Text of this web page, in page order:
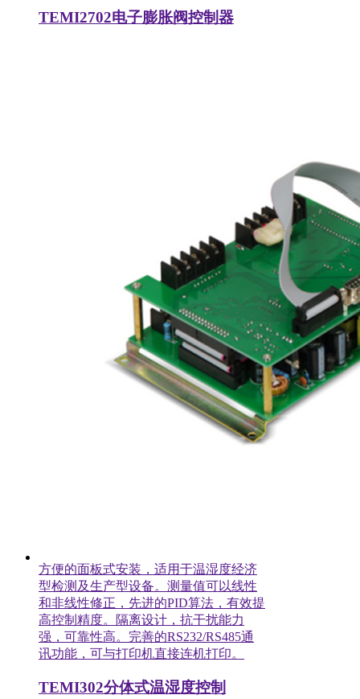
TEMI2702电子膨胀阀控制器
方便的面板式安装，适用于温湿度经济
型检测及生产型设备。测量值可以线性
和非线性修正，先进的PID算法，有效提
高控制精度。隔离设计，抗干扰能力
强，可靠性高。完善的RS232/RS485通
讯功能，可与打印机直接连机打印。
TEMI302分体式温湿度控制